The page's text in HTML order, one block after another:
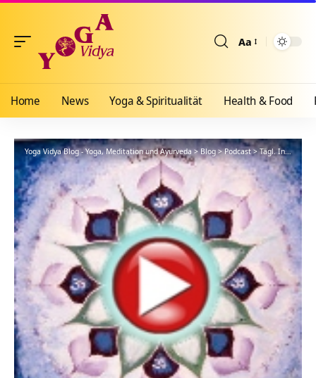
Aa
Home News Yoga & Spiritualität Health & Food
Yoga Vidya Blog - Yoga, Meditation und Ayurveda>Blog>Podcast>Tägl. Inspiration